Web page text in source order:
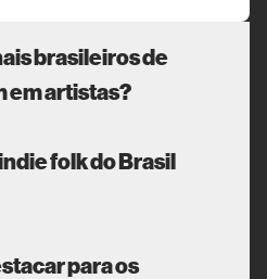
brasileiros de
em artistas?
folk do Brasil
para os